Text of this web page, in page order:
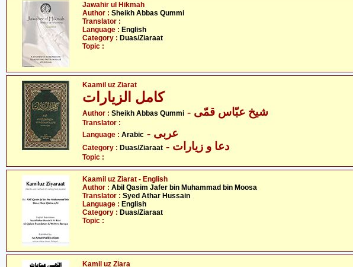
Jawahir ul Hikmah
Author : Sheikh Abbas Qummi
Translator :
Language : English
Category : Duas/Ziaraat
Topic :
Kaamil uz Ziarat
کامل الزیارات
Author : Sheikh Abbas Qummi - شیخ عبّاس قمّی
Translator :
Language : Arabic - عربی
Category : Duas/Ziaraat - دعا و زیارات
Topic :
Kaamil uz Ziarat - English
Author : Abil Qasim Jafer bin Muhammad bin Moosa
Translator : Syed Athar Hussain
Language : English
Category : Duas/Ziaraat
Topic :
Kamil uz Ziara